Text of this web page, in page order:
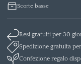
Scorte basse
Resi gratuiti per 30
Spedizione gratuita
Confezione regalo